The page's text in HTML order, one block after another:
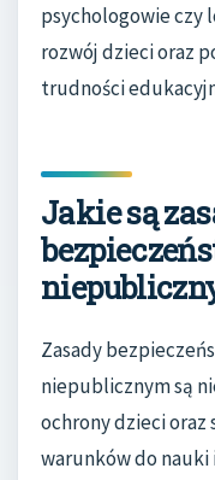
psychologowie czy
rozwój dzieci oraz
trudności
Jakie są
Zasady
niepublicznym są
ochrony dzieci
warunków do nauki